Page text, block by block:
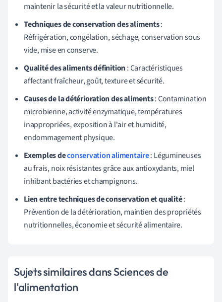
maintenir la sécurité et la valeur nutritionnelle.
Techniques de conservation des aliments:
Réfrigération, congélation, séchage, conservation sous
vide, mise en conserve.
Qualité des aliments définition: Caractéristiques
affectant fraîcheur, goût, texture et sécurité.
Causes de la détérioration des aliments: Contamination
microbienne, activité enzymatique, températures
inappropriées, exposition à l'air et humidité,
endommagement physique.
Exemples deconservation alimentaire: Légumineuses
au frais, noix résistantes grâce aux antioxydants, miel
inhibant bactéries et champignons.
Lien entre techniques de conservation et qualité:
Prévention de la détérioration, maintien des propriétés
nutritionnelles, économie et sécurité alimentaire.
Sujets similaires dans Sciences de
l'alimentation